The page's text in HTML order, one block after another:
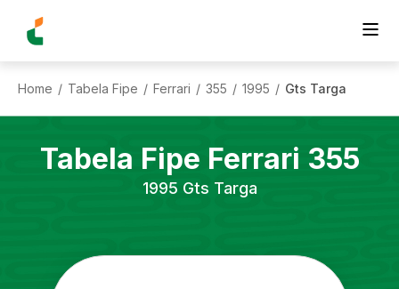
Home / Tabela Fipe / Ferrari / 355 / 1995 / Gts Targa
Tabela Fipe Ferrari 355
1995 Gts Targa